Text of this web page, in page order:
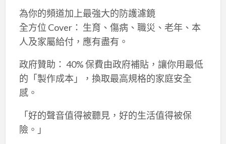
為你的頻道加上最強大的防護濾鏡
全方位 Cover： 生育、傷病、職災、老年、本
人及家屬給付，應有盡有。
政府贊助： 40% 保費由政府補貼，讓你用最低
的「製作成本」，換取最高規格的家庭安全
感。
「好的聲音值得被聽見，好的生活值得被保
險。」